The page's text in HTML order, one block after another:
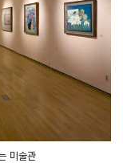
미술관